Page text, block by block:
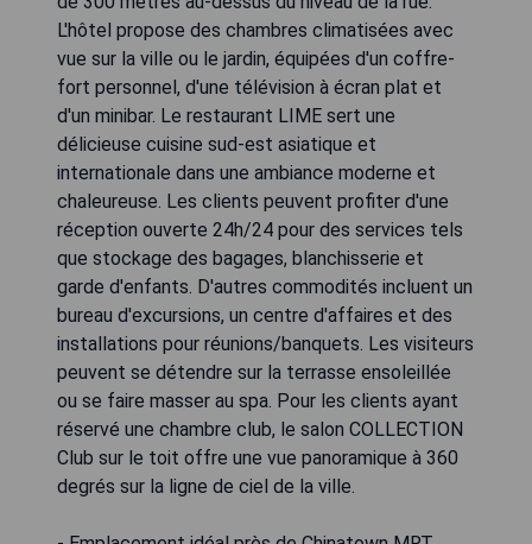
L'hôtel propose des chambres climatisées avec
vue sur la ville ou le jardin, équipées d'un coffre-
fort personnel, d'une télévision à écran plat et
d'un minibar. Le restaurant LIME sert une
délicieuse cuisine sud-est asiatique et
internationale dans une ambiance moderne et
chaleureuse. Les clients peuvent profiter d'une
réception ouverte 24h/24 pour des services tels
que stockage des bagages, blanchisserie et
garde d'enfants. D'autres commodités incluent un
bureau d'excursions, un centre d'affaires et des
installations pour réunions/banquets. Les visiteurs
peuvent se détendre sur la terrasse ensoleillée
ou se faire masser au spa. Pour les clients ayant
réservé une chambre club, le salon COLLECTION
Club sur le toit offre une vue panoramique à 360
degrés sur la ligne de ciel de la ville.